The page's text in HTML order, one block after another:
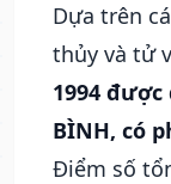
Dựa trên
thủy và tử
1994 được
BÌNH, có
Điểm số